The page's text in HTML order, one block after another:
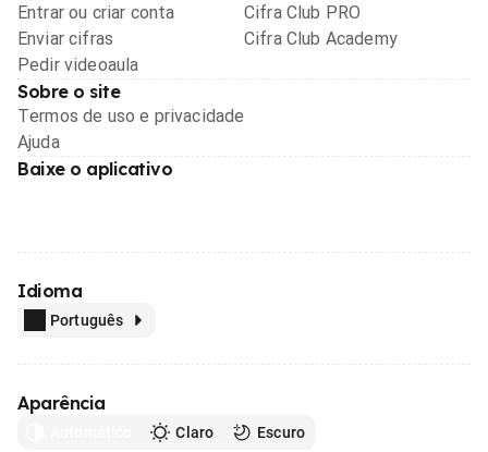
Entrar ou criar conta
Enviar cifras
Pedir videoaula
Cifra Club PRO
Cifra Club Academy
Sobre o site
Termos de uso e privacidade
Ajuda
Baixe o aplicativo
Idioma
Português
Aparência
Claro Escuro